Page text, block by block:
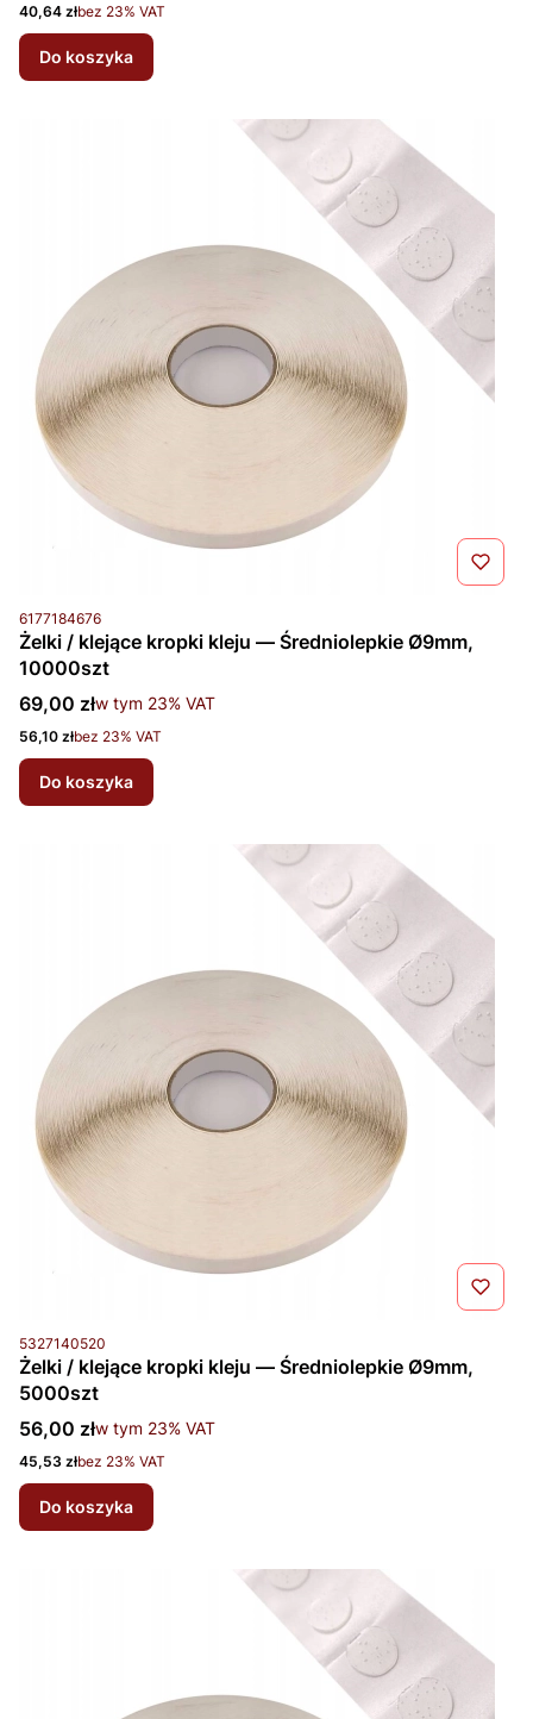
Cena netto
40,64 złbez 23% VAT
Do koszyka
Kod produktu
6177184676
Żelki / klejące kropki kleju — Średniolepkie Ø9mm,
10000szt
Cena brutto
69,00 złw tym %s VAT
w tym 23% VAT
Cena netto
56,10 złbez 23% VAT
Do koszyka
Kod produktu
5327140520
Żelki / klejące kropki kleju — Średniolepkie Ø9mm,
5000szt
Cena brutto
56,00 złw tym %s VAT
w tym 23% VAT
Cena netto
45,53 złbez 23% VAT
Do koszyka